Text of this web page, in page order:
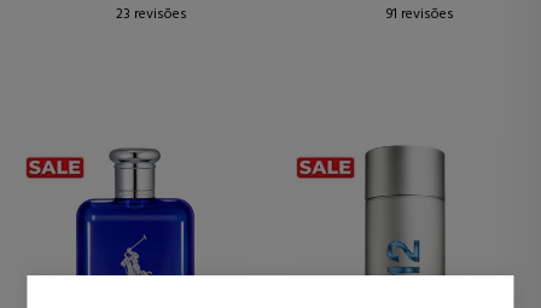
23 revisões
91 revisões